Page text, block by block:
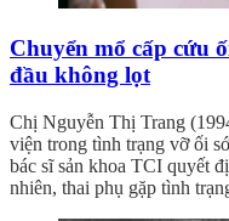
Chuyển mổ cấp cứu
đầu không lọt
Chị Nguyễn Thị Trang
viện trong tình trạng vỡ ối
bác sĩ sản khoa TCI quyết
nhiên, thai phụ gặp tình